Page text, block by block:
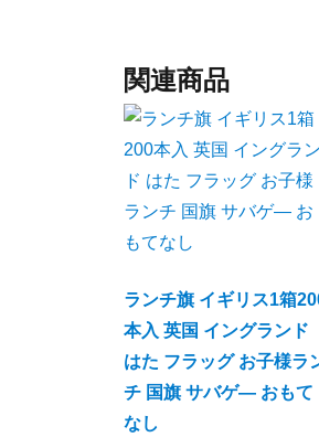
関連商品
ランチ旗 イギリス1箱
本入 英国 イングランド
はた フラッグ お子様ラ
チ 国旗 サバゲ― おもて
なし